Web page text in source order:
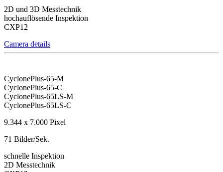
2D und 3D Messtechnik
hochauflösende Inspektion
CXP12
Camera details
CyclonePlus-65-M
CyclonePlus-65-C
CyclonePlus-65LS-M
CyclonePlus-65LS-C
9.344 x 7.000 Pixel
71 Bilder/Sek.
schnelle Inspektion
2D Messtechnik